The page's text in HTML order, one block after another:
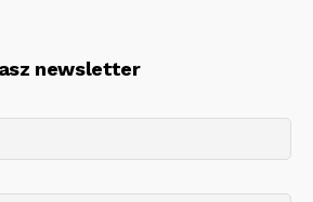
newsletter